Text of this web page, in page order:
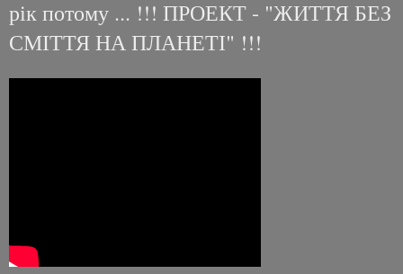
рік потому ... !!! ПРОЕКТ - "ЖИТТЯ БЕЗ
СМІТТЯ НА ПЛАНЕТІ" !!!